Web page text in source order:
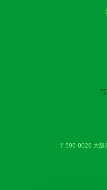
〒596-0026 大